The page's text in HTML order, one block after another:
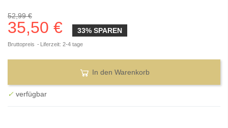
52,99 €
35,50 € 33% SPAREN
Bruttopreis Liferzeit: 2-4 tage
In den Warenkorb
✓ verfügbar